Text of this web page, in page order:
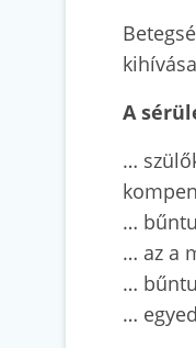
A
…
…
… az a
…
…